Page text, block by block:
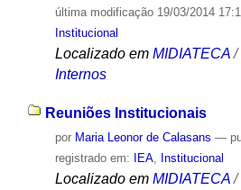
última modificação19/03/2014
Institucional
Localizado em MIDIATECA /
Internos
Reuniões Institucionais
por Maria Leonor de Calasans —
registrado em: IEA, Institucional
Localizado em MIDIATECA /